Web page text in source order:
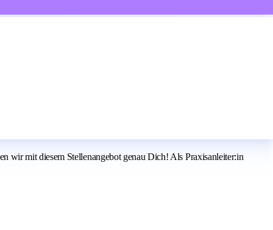
wir mit diesem Stellenangebot genau Dich! Als Praxisanleiter:in